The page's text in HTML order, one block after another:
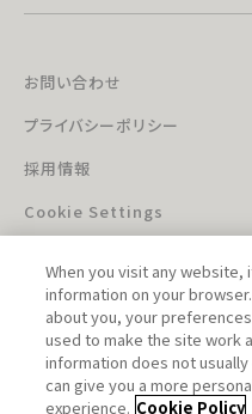
お問い合わせ
プライバシーポリシー
採用情報
Cookie Settings
このホームページに掲載され
When you visit any
information on your
about you, your
used to make the site work
information does not
can give you a more
experience. Cookie Policy